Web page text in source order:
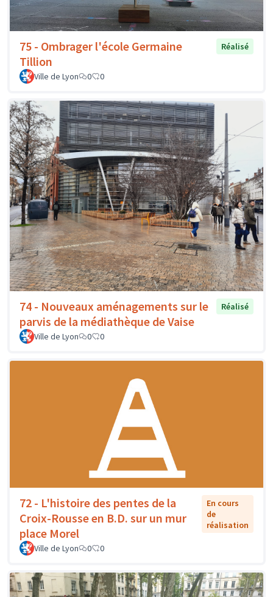
75 - Ombrager l'école Germaine
Tillion
Réalisé
Ville de Lyon 0 0
74 - Nouveaux aménagements sur le
parvis de la médiathèque de Vaise
Réalisé
Ville de Lyon 0 0
72 - L'histoire des pentes de la
Croix-Rousse en B.D. sur un mur
place Morel
En cours
de
réalisation
Ville de Lyon 0 0